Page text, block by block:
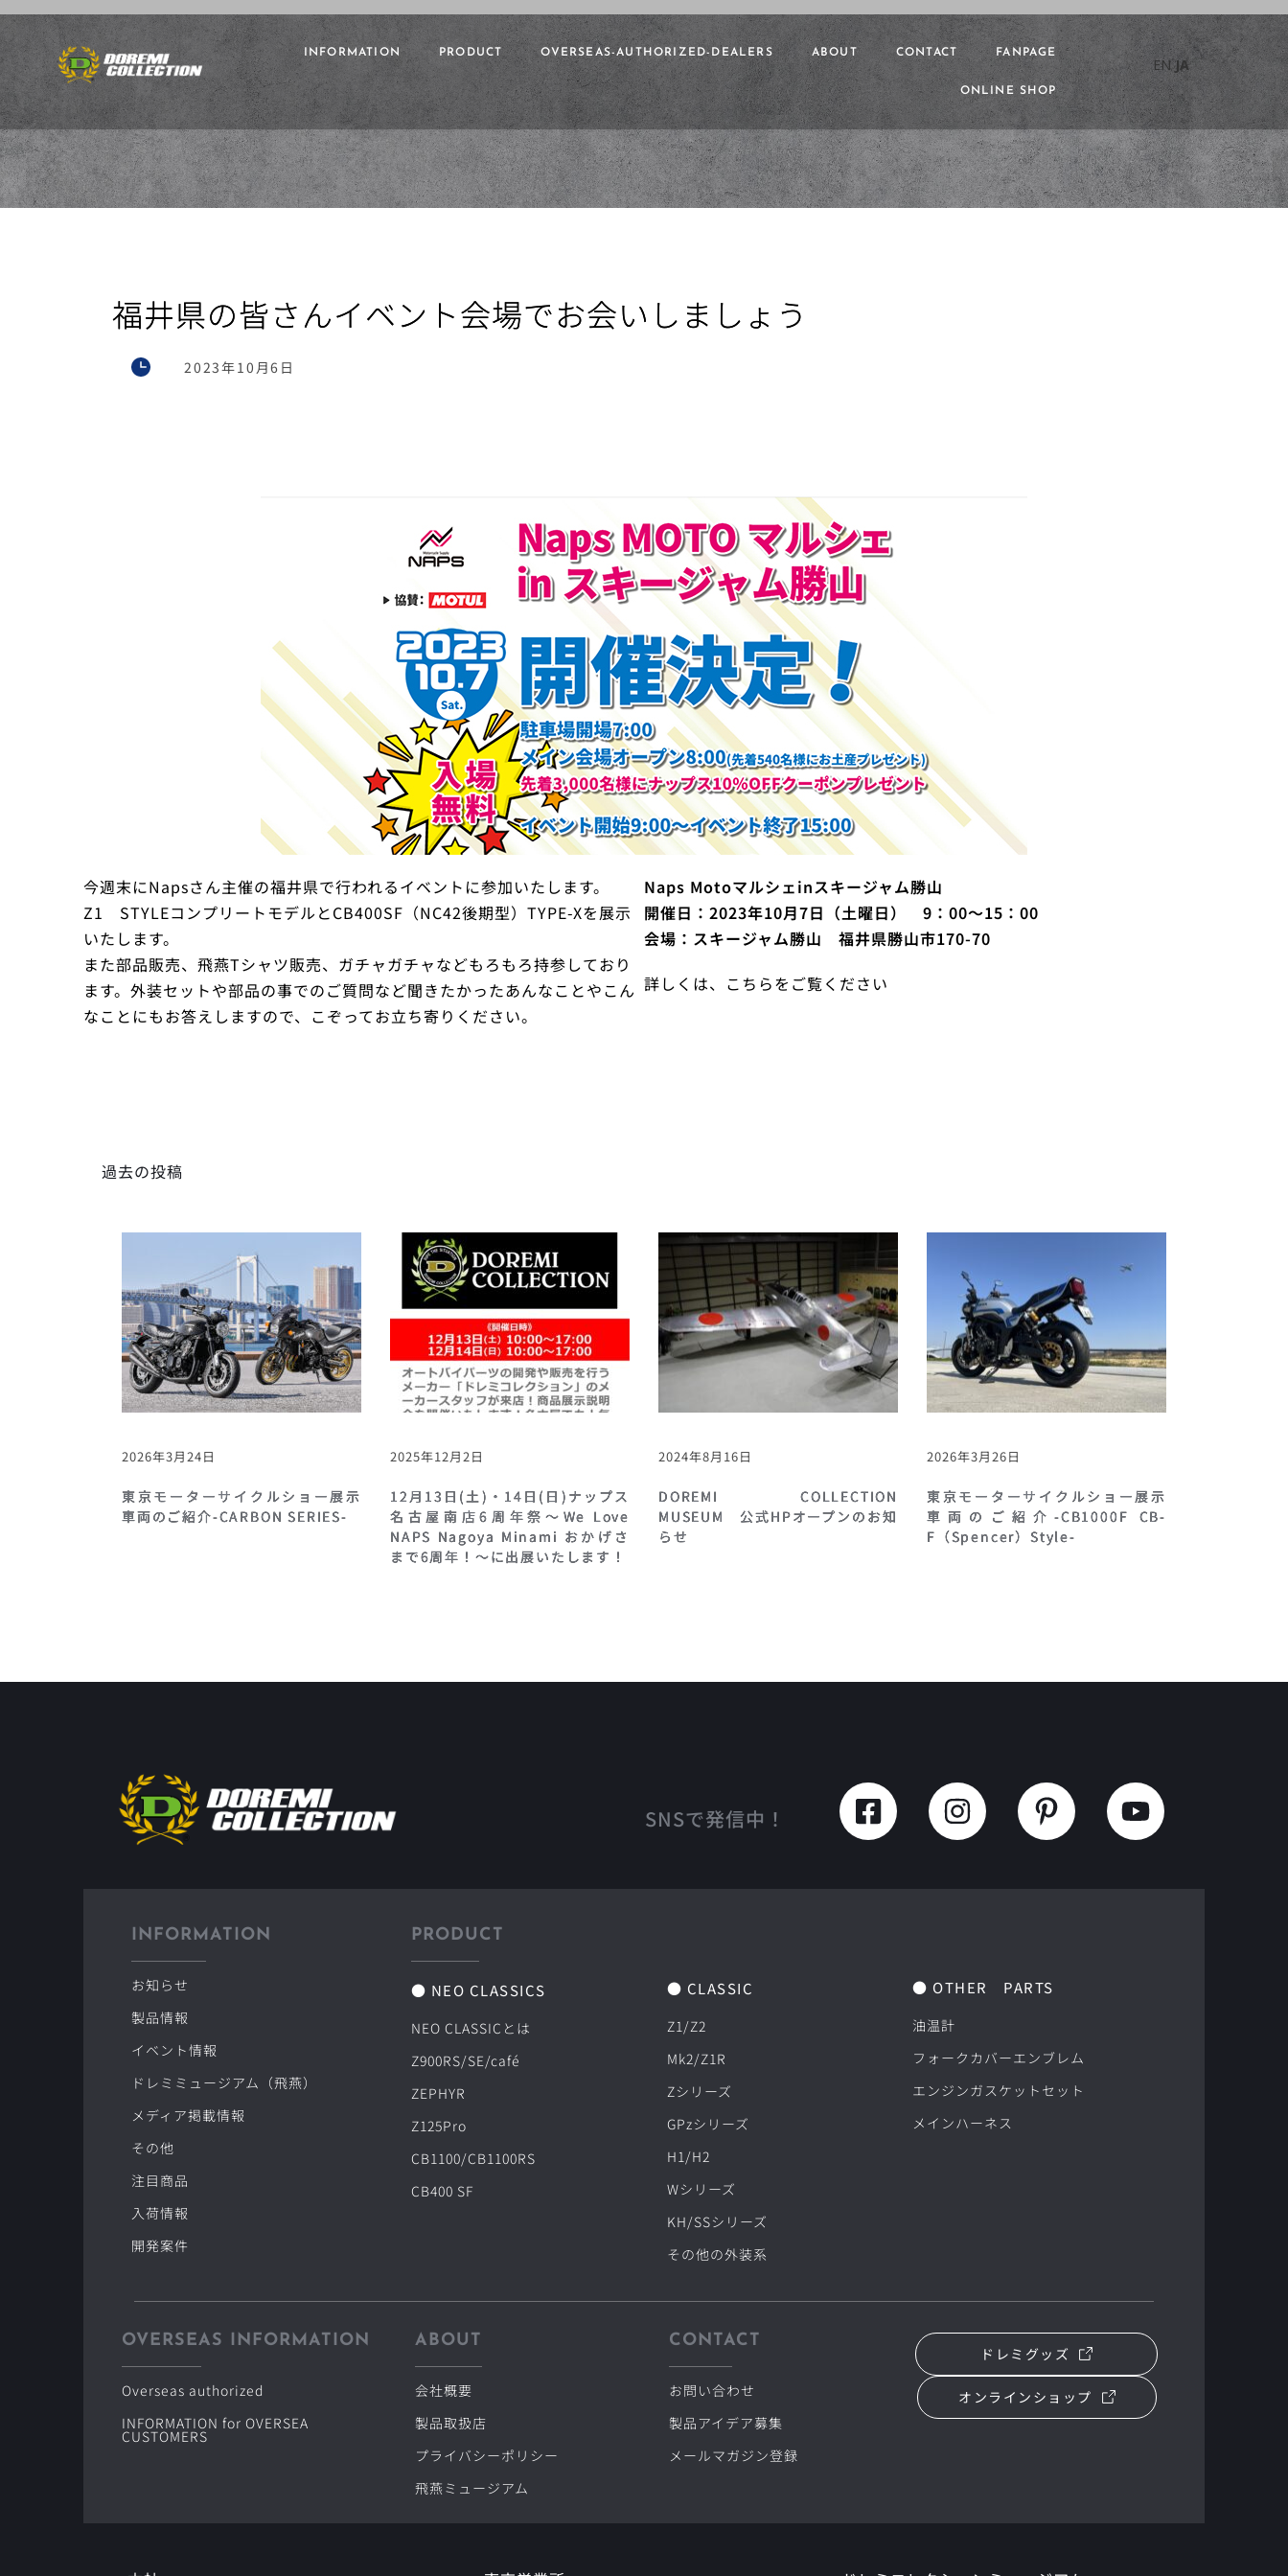
INFORMATION PRODUCT OVERSEAS-AUTHORIZED-DEALERS ABOUT CONTACT FANPAGE
ONLINE SHOP
EN JA
福井県の皆さんイベント会場でお会いしましょう
2023年10月6日
今週末にNapsさん主催の福井県で行われるイベントに参加いたします。
Z1 STYLEコンプリートモデルとCB400SF（NC42後期型）TYPE-Xを展示
いたします。
また部品販売、飛燕Tシャツ販売、ガチャガチャなどもろもろ持参しており
ます。外装セットや部品の事でのご質問など聞きたかったあんなことやこん
なことにもお答えしますので、こぞってお立ち寄りください。
Naps Motoマルシェinスキージャム勝山
開催日：2023年10月7日（土曜日） 9：00～15：00
会場：スキージャム勝山 福井県勝山市170-70
詳しくは、こちらをご覧ください
過去の投稿
2026年3月24日
東京モーターサイクルショー展示
車両のご紹介-CARBON SERIES-
2025年12月2日
12月13日(土)・14日(日)ナップス
名古屋南店6周年祭～We Love
NAPS Nagoya Minami おかげさ
まで6周年！～に出展いたします！
2024年8月16日
DOREMI COLLECTION
MUSEUM 公式HPオープンのお知
らせ
2026年3月26日
東京モーターサイクルショー展示
車両のご紹介-CB1000F CB-
F（Spencer）Style-
SNSで発信中！
INFORMATION
お知らせ
製品情報
イベント情報
ドレミミュージアム（飛燕）
メディア掲載情報
その他
注目商品
入荷情報
開発案件
PRODUCT
● NEO CLASSICS
NEO CLASSICとは
Z900RS/SE/café
ZEPHYR
Z125Pro
CB1100/CB1100RS
CB400 SF
● CLASSIC
Z1/Z2
Mk2/Z1R
Zシリーズ
GPzシリーズ
H1/H2
Wシリーズ
KH/SSシリーズ
その他の外装系
● OTHER　PARTS
油温計
フォークカバーエンブレム
エンジンガスケットセット
メインハーネス
OVERSEAS INFORMATION
Overseas authorized
INFORMATION for OVERSEA
CUSTOMERS
ABOUT
会社概要
製品取扱店
プライバシーポリシー
飛燕ミュージアム
CONTACT
お問い合わせ
製品アイデア募集
メールマガジン登録
ドレミグッズ
オンラインショップ